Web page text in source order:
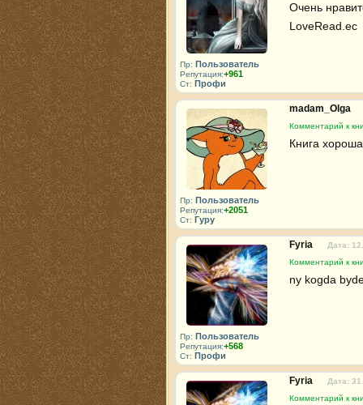
Пр: Пользователь
Репутация:+961
Ст: Профи
Очень
LoveRead.ec
Пр: Пользователь
Репутация:+2051
Ст: Гуру
madam_Olga
Комментарий к
Книга
Пр: Пользователь
Репутация:+568
Ст: Профи
Fyria
Дата:
Комментарий к
ny kogda
Fyria
Дата:
Комментарий к